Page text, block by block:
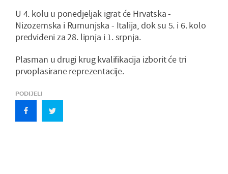
U 4. kolu u ponedjeljak igrat će Hrvatska -
Nizozemska i Rumunjska - Italija, dok su 5. i 6. kolo
predviđeni za 28. lipnja i 1. srpnja.
Plasman u drugi krug kvalifikacija izborit će tri
prvoplasirane reprezentacije.
PODIJELI